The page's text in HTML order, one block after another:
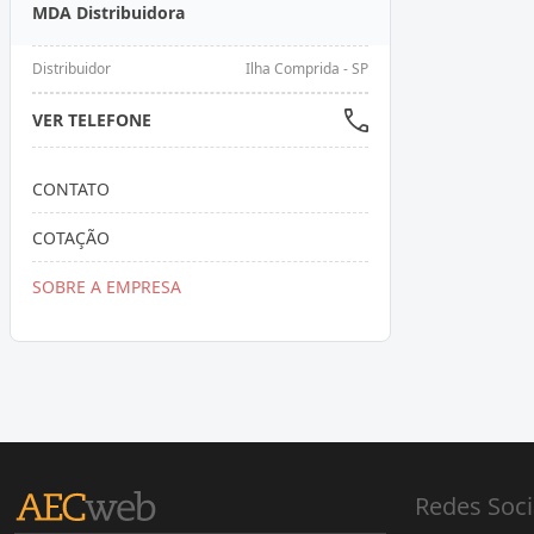
MDA Distribuidora
Distribuidor Ilha Comprida - SP
VER TELEFONE
CONTATO
COTAÇÃO
SOBRE A EMPRESA
Redes